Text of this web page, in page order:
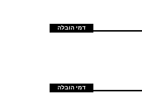
דמי הובלה
דמי הובלה